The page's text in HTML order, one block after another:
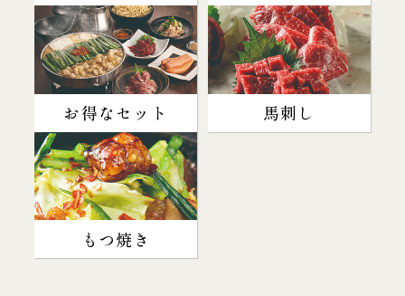
お得なセット 馬刺し
もつ焼き